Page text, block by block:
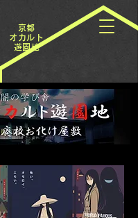
​京都
オカルト
遊園地